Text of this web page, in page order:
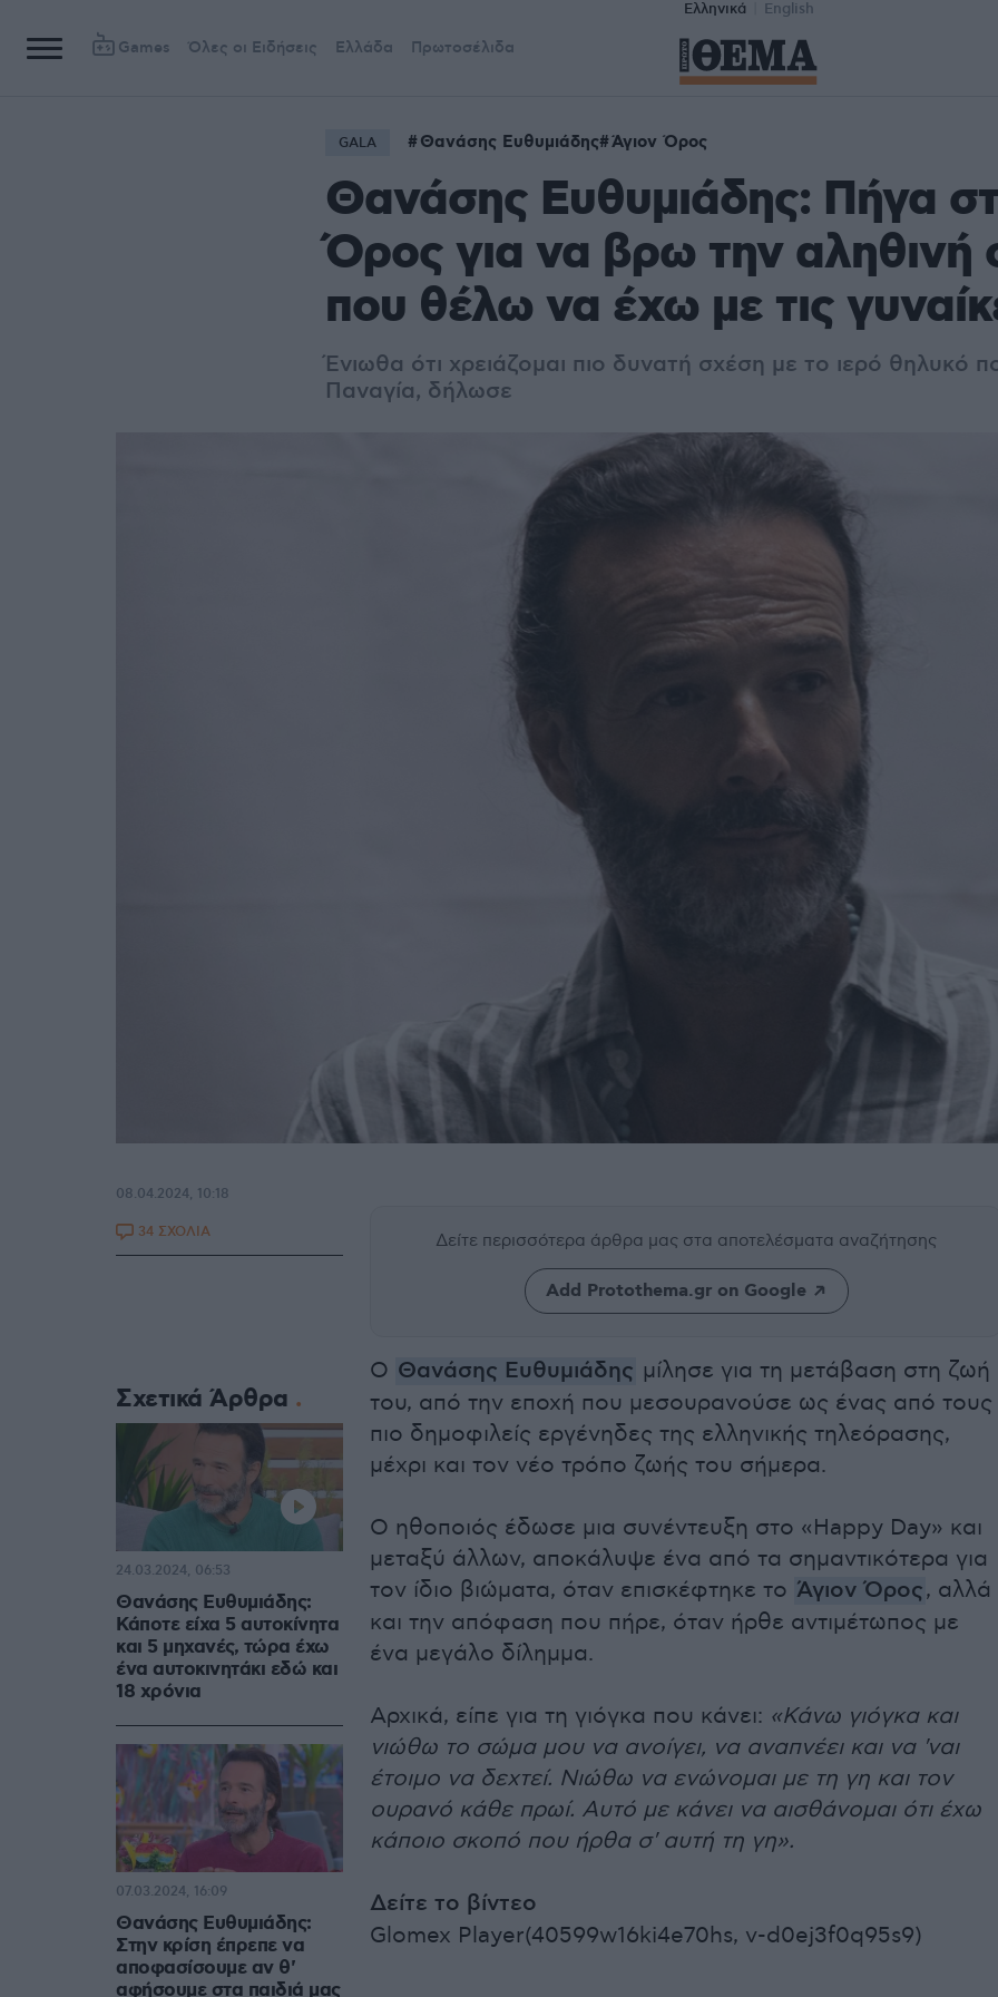
Ελληνικά English
Games Όλες οι Ειδήσεις Ελλάδα Πρωτοσέλιδα
GALA Θανάσης Ευθυμιάδης Άγιον Όρος
Θανάσης Ευθυμιάδης: Πήγα
Όρος για να βρω την αληθινή
που θέλω να έχω με τις
Ένιωθα ότι χρειάζομαι πιο δυνατή σχέση με το ιερό θηλυκό
Παναγία, δήλωσε
Δείτε περισσότερα άρθρα μας στα αποτελέσματα αναζήτησης
Add Protothema.gr on Google
O Θανάσης Ευθυμιάδης μίλησε για τη μετάβαση στη ζωή
του, από την εποχή που μεσουρανούσε ως ένας από τους
πιο δημοφιλείς εργένηδες της ελληνικής τηλεόρασης,
μέχρι και τον νέο τρόπο ζωής του σήμερα.
Ο ηθοποιός έδωσε μια συνέντευξη στο «Happy Day» και
μεταξύ άλλων, αποκάλυψε ένα από τα σημαντικότερα για
τον ίδιο βιώματα, όταν επισκέφτηκε το Άγιον Όρος, αλλά
και την απόφαση που πήρε, όταν ήρθε αντιμέτωπος με
ένα μεγάλο δίλημμα.
Αρχικά, είπε για τη γιόγκα που κάνει: «Κάνω γιόγκα και
νιώθω το σώμα μου να ανοίγει, να αναπνέει και να 'ναι
έτοιμο να δεχτεί. Νιώθω να ενώνομαι με τη γη και τον
ουρανό κάθε πρωί. Αυτό με κάνει να αισθάνομαι ότι έχω
κάποιο σκοπό που ήρθα σ' αυτή τη γη».
Δείτε το βίντεο
Glomex Player(40599w16ki4e70hs, v-d0ej3f0q95s9)
08.04.2024, 10:18
34 ΣΧΟΛΙΑ
Σχετικά Άρθρα
Θανάσης Ευθυμιάδης:
Κάποτε είχα 5 αυτοκίνητα
και 5 μηχανές, τώρα έχω
ένα αυτοκινητάκι εδώ και
18 χρόνια
24.03.2024, 06:53
Θανάσης Ευθυμιάδης:
Στην κρίση έπρεπε να
αποφασίσουμε αν θ'
αφήσουμε στα παιδιά μας
07.03.2024, 16:09